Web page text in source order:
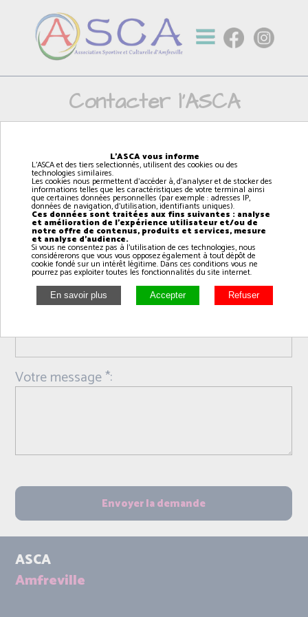
Contacter l'ASCA
Nom *:
Adresse email *:
Votre message *:
ASCA
Amfreville
L'ASCA vous informe
L'ASCA et des tiers selectionnés, utilisent des cookies ou des
technologies similaires.
Les cookies nous permettent d'accéder à, d'analyser et de stocker des
informations telles que les caractéristiques de votre terminal ainsi
que certaines données personnelles (par exemple : adresses IP,
données de navigation, d'utilisation, identifiants uniques).
Ces données sont traitées aux fins suivantes : analyse
et amélioration de l'expérience utilisateur et/ou de
notre offre de contenus, produits et services, mesure
et analyse d'audience.
Si vous ne consentez pas à l'utilisation de ces technologies, nous
considérerons que vous vous opposez également à tout dépôt de
cookie fondé sur un intérêt légitime. Dans ces conditions vous ne
pourrez pas exploiter toutes les fonctionnalités du site internet.